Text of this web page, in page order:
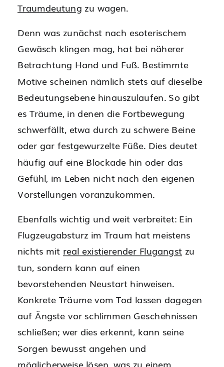
Traumdeutung zu wagen.
Denn was zunächst nach esoterischem
Gewäsch klingen mag, hat bei näherer
Betrachtung Hand und Fuß. Bestimmte
Motive scheinen nämlich stets auf dieselbe
Bedeutungsebene hinauszulaufen. So gibt
es Träume, in denen die Fortbewegung
schwerfällt, etwa durch zu schwere Beine
oder gar festgewurzelte Füße. Dies deutet
häufig auf eine Blockade hin oder das
Gefühl, im Leben nicht nach den eigenen
Vorstellungen voranzukommen.
Ebenfalls wichtig und weit verbreitet: Ein
Flugzeugabsturz im Traum hat meistens
nichts mit real existierender Flugangst zu
tun, sondern kann auf einen
bevorstehenden Neustart hinweisen.
Konkrete Träume vom Tod lassen dagegen
auf Ängste vor schlimmen Geschehnissen
schließen; wer dies erkennt, kann seine
Sorgen bewusst angehen und
möglicherweise lösen, was zu einem